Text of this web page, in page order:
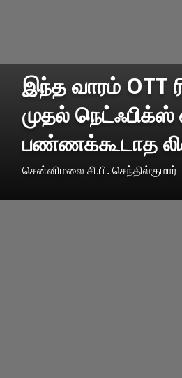
இந்த வாரம் OTT
முதல்
பண்ணக்கூடாத
சென்னிமலை சி.பி. செந்தில்குமார்